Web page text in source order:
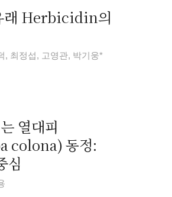
래 Herbicidin의
, 최정섭, 고영관, 박기웅*
열대피
colona) 동정:
심